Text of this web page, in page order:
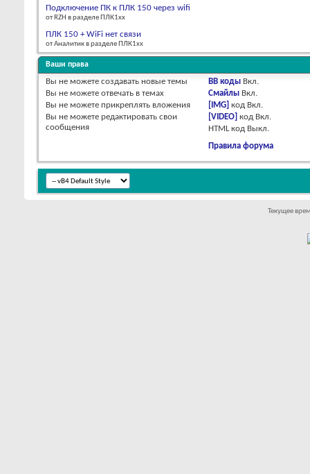
Подключение ПК к ПЛК 150 через wifi
от RZH в разделе ПЛК1хх
ПЛК 150 + WiFi нет связи
от Аналитик в разделе ПЛК1хх
Ваши права
Вы не можете создавать новые темы
Вы не можете отвечать в темах
Вы не можете прикреплять вложения
Вы не можете редактировать свои
сообщения
BB коды Вкл.
Смайлы Вкл.
[IMG] код Вкл.
[VIDEO] код Вкл.
HTML код Выкл.
Правила форума
Текущее